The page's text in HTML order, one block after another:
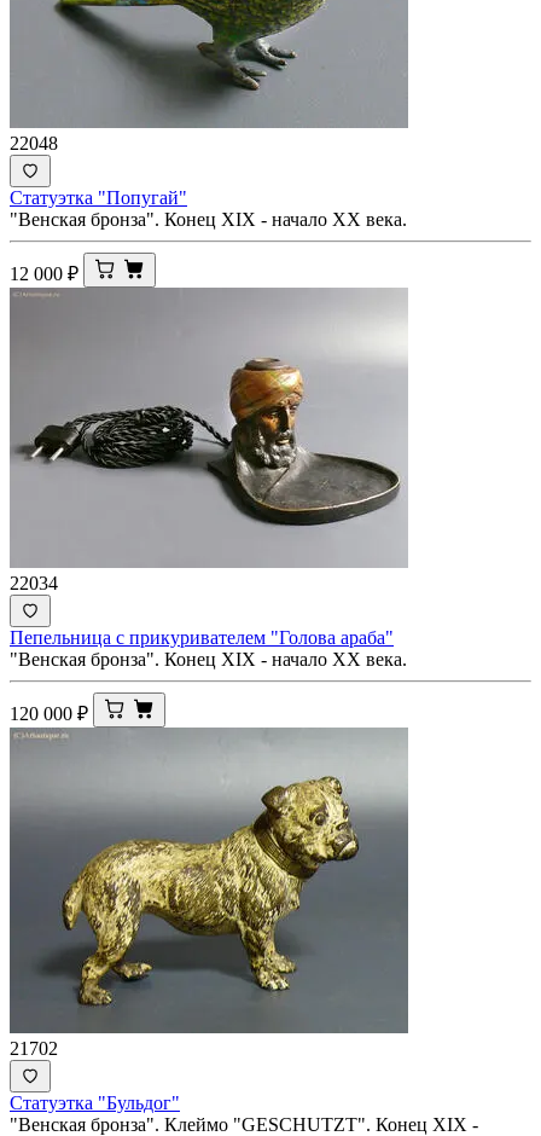
22048
Статуэтка "Попугай"
"Венская бронза". Конец XIX - начало ХХ века.
12 000 ₽
22034
Пепельница с прикуривателем "Голова араба"
"Венская бронза". Конец XIX - начало ХХ века.
120 000 ₽
21702
Статуэтка "Бульдог"
"Венская бронза". Клеймо "GESCHUTZT". Конец XIX -